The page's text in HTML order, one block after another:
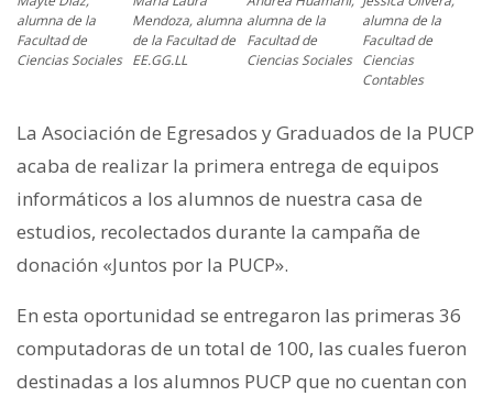
alumna de la
Facultad de
Ciencias Sociales
Mendoza, alumna
de la Facultad de
EE.GG.LL
alumna de la
Facultad de
Ciencias Sociales
alumna de la
Facultad de
Ciencias
Contables
La Asociación de Egresados y Graduados de la PUCP
acaba de realizar la primera entrega de equipos
informáticos a los alumnos de nuestra casa de
estudios, recolectados durante la campaña de
donación «Juntos por la PUCP».
En esta oportunidad se entregaron las primeras 36
computadoras de un total de 100, las cuales fueron
destinadas a los alumnos PUCP que no cuentan con